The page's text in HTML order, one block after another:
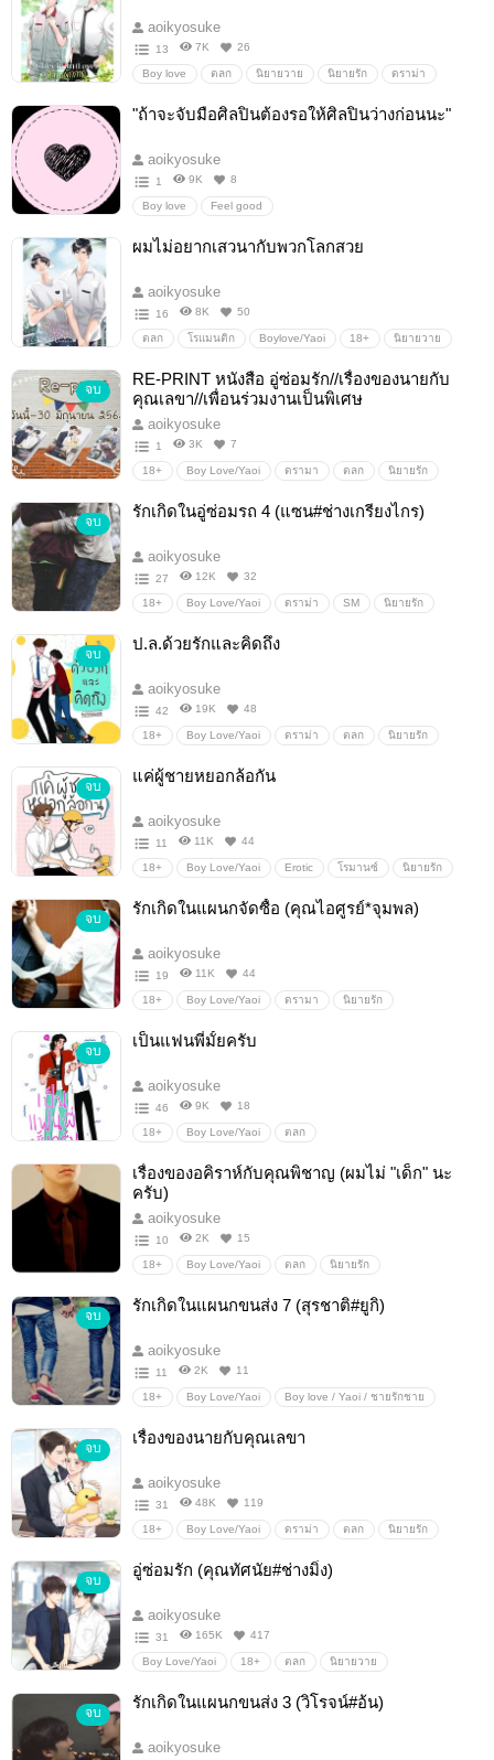
aoikyosuke
13 7K 26
Boy love ตลก นิยายวาย นิยายรัก ดราม่า
เรท18+ แนวชายรักชาย นิยายวายแนะนำ
Boylove/Yaoi นิยายวายฟีลกู๊ด
"ถ้าจะจับมือศิลปินต้องรอให้ศิลปินว่างก่อนนะ"
aoikyosuke
1 9K 8
Boy love Feel good
ผมไม่อยากเสวนากับพวกโลกสวย
aoikyosuke
16 8K 50
ตลก โรแมนติก Boylove/Yaoi 18+ นิยายวาย
จบ
RE-PRINT หนังสือ อู่ซ่อมรัก//เรื่องของนายกับ
คุณเลขา//เพื่อนร่วมงานเป็นพิเศษ
aoikyosuke
1 3K 7
18+ Boy Love/Yaoi ดรามา ตลก นิยายรัก
จบ
รักเกิดในอู่ซ่อมรถ 4 (แซน#ช่างเกรียงไกร)
aoikyosuke
27 12K 32
18+ Boy Love/Yaoi ดราม่า SM นิยายรัก
จบ
ป.ล.ด้วยรักและคิดถึง
aoikyosuke
42 19K 48
18+ Boy Love/Yaoi ดราม่า ตลก นิยายรัก
จบ
แค่ผู้ชายหยอกล้อกัน
aoikyosuke
11 11K 44
18+ Boy Love/Yaoi Erotic โรมานซ์ นิยายรัก
จบ
รักเกิดในแผนกจัดซื้อ (คุณไอศูรย์*จุมพล)
aoikyosuke
19 11K 44
18+ Boy Love/Yaoi ดรามา นิยายรัก
จบ
เป็นแฟนพี่มั้ยครับ
aoikyosuke
46 9K 18
18+ Boy Love/Yaoi ตลก
นิยายรัก
เรื่องของอคิราห์กับคุณพิชาญ (ผมไม่ "เด็ก" นะ
ครับ)
aoikyosuke
10 2K 15
18+ Boy Love/Yaoi ตลก นิยายรัก
โรมานซ์ Erotic ดราม่า
จบ
รักเกิดในแผนกขนส่ง 7 (สุรชาติ#ยูกิ)
aoikyosuke
11 2K 11
18+ Boy Love/Yaoi Boy love / Yaoi / ชายรักชาย
โรมานซ์ Erotic ดราม่า
จบ
เรื่องของนายกับคุณเลขา
aoikyosuke
31 48K 119
18+ Boy Love/Yaoi ดราม่า ตลก นิยายรัก
โรมานซ์ Erotic
จบ
อู่ซ่อมรัก (คุณทัศนัย#ช่างมิ่ง)
aoikyosuke
31 165K 417
Boy Love/Yaoi 18+ ตลก นิยายวาย
โรมานซ์ ดราม่า
จบ
รักเกิดในแผนกขนส่ง 3 (วิโรจน์#อ้น)
aoikyosuke